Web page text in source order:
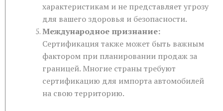
характеристикам и не представляет угрозу
для вашего здоровья и безопасности.
Международное признание:
Сертификация также может быть важным
фактором при планировании продаж за
границей. Многие страны требуют
сертификацию для импорта автомобилей
на свою территорию.